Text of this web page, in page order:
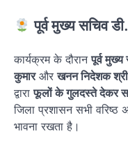
पूर्व मुख्य सचिव
कार्यक्रम के दौरानपूर्व मुख्य
कुमारऔरखनन निदेशक श्री
द्वाराफूलों के गुलदस्ते देकर
जिला प्रशासन सभी वरिष्ठ
भावना रखता है।